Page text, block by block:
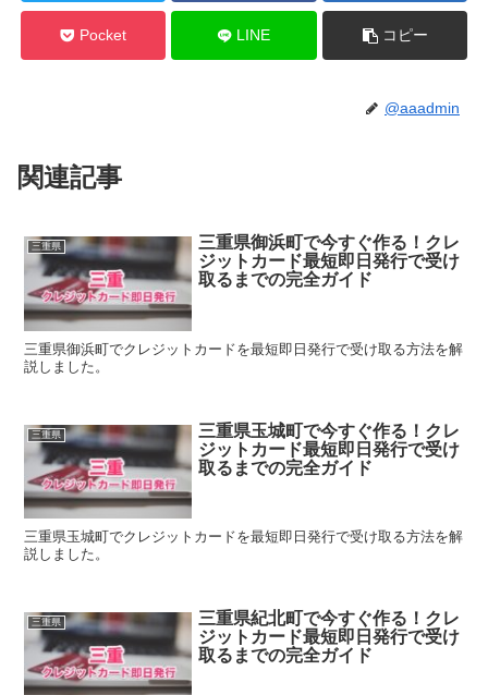
Pocket LINE コピー
@aaadmin
関連記事
三重県
三重県御浜町で今すぐ作る！クレ
ジットカード最短即日発行で受け
取るまでの完全ガイド
三重県御浜町でクレジットカードを最短即日発行で受け取る方法を解
説しました。
三重県
三重県玉城町で今すぐ作る！クレ
ジットカード最短即日発行で受け
取るまでの完全ガイド
三重県玉城町でクレジットカードを最短即日発行で受け取る方法を解
説しました。
三重県
三重県紀北町で今すぐ作る！クレ
ジットカード最短即日発行で受け
取るまでの完全ガイド